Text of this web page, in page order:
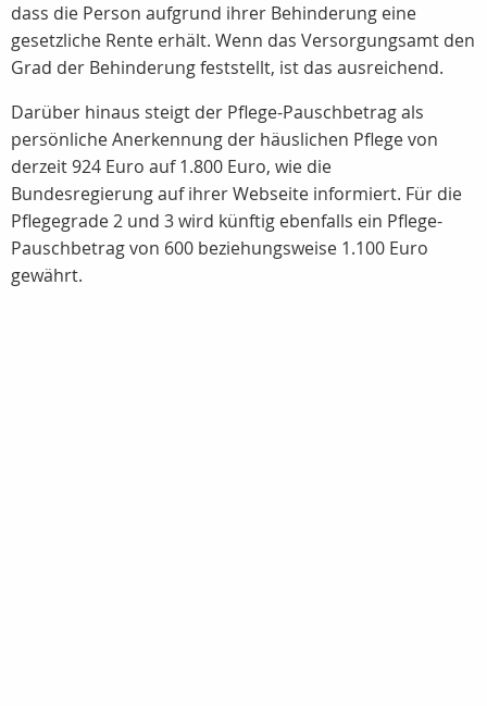
dass die Person aufgrund ihrer Behinderung eine
gesetzliche Rente erhält. Wenn das Versorgungsamt den
Grad der Behinderung feststellt, ist das ausreichend.
Darüber hinaus steigt der Pflege-Pauschbetrag als
persönliche Anerkennung der häuslichen Pflege von
derzeit 924 Euro auf 1.800 Euro, wie die
Bundesregierung auf ihrer Webseite informiert. Für die
Pflegegrade 2 und 3 wird künftig ebenfalls ein Pflege-
Pauschbetrag von 600 beziehungsweise 1.100 Euro
gewährt.